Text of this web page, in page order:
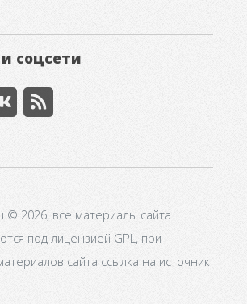
соцсети
© 2026, все материалы сайта
под лицензией GPL, при
сайта ссылка на источник